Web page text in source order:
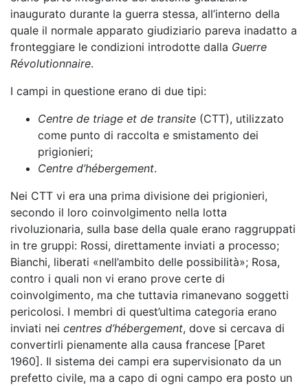
inaugurato durante la guerra stessa, all’interno della
quale il normale apparato giudiziario pareva inadatto a
fronteggiare le condizioni introdotte dalla Guerre
Révolutionnaire.
I campi in questione erano di due tipi:
Centre de triage et de transite (CTT), utilizzato
come punto di raccolta e smistamento dei
prigionieri;
Centre d’hébergement.
Nei CTT vi era una prima divisione dei prigionieri,
secondo il loro coinvolgimento nella lotta
rivoluzionaria, sulla base della quale erano raggruppati
in tre gruppi: Rossi, direttamente inviati a processo;
Bianchi, liberati «nell’ambito delle possibilità»; Rosa,
contro i quali non vi erano prove certe di
coinvolgimento, ma che tuttavia rimanevano soggetti
pericolosi. I membri di quest’ultima categoria erano
inviati nei centres d’hébergement, dove si cercava di
convertirli pienamente alla causa francese [Paret
1960]. Il sistema dei campi era supervisionato da un
prefetto civile, ma a capo di ogni campo era posto un